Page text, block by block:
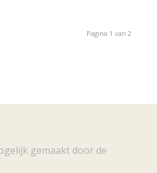
Pagina 1 van 2
gemaakt door de